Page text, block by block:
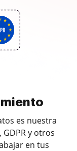
es nuestra
GDPR y otros
en tus